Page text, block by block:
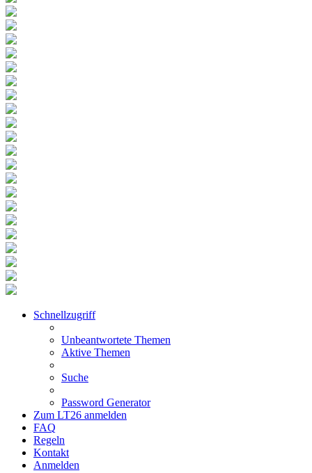
Schnellzugriff
Unbeantwortete Themen
Aktive Themen
Suche
Password Generator
Zum LT26 anmelden
FAQ
Regeln
Kontakt
Anmelden